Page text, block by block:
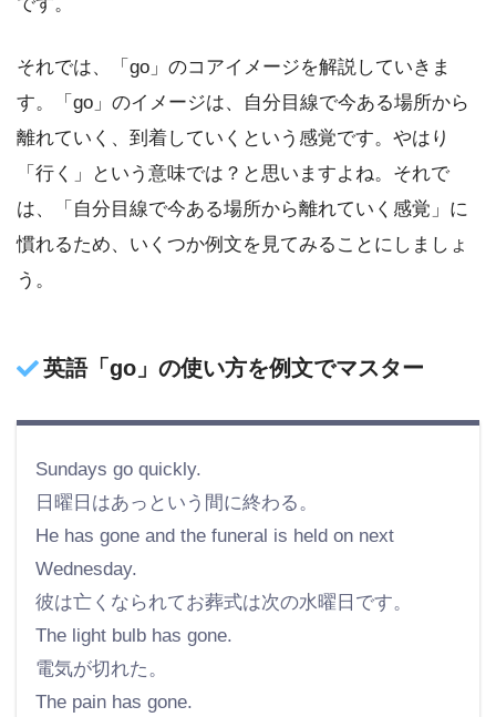
それでは、「go」のコアイメージを解説していきま
す。「go」のイメージは、自分目線で今ある場所から
離れていく、到着していくという感覚です。やはり
「行く」という意味では？と思いますよね。それで
は、「自分目線で今ある場所から離れていく感覚」に
慣れるため、いくつか例文を見てみることにしましょ
う。
英語「go」の使い方を例文でマスター
Sundays go quickly.
日曜日はあっという間に終わる。
He has gone and the funeral is held on next
Wednesday.
彼は亡くなられてお葬式は次の水曜日です。
The light bulb has gone.
電気が切れた。
The pain has gone.